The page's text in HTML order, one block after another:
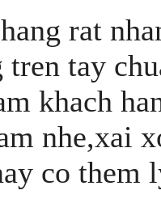
rat
tren tay
khach
nhe,xai
co them